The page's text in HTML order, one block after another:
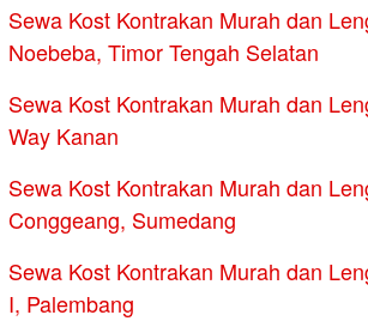
Sewa Kost Kontrakan Murah dan
Noebeba, Timor Tengah Selatan
Sewa Kost Kontrakan Murah dan
Way Kanan
Sewa Kost Kontrakan Murah dan
Conggeang, Sumedang
Sewa Kost Kontrakan Murah dan
I, Palembang